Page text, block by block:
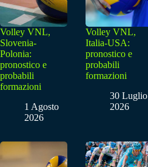
Volley VNL,
Slovenia-
Polonia:
pronostico e
probabili
formazioni
1 Agosto
2026
Volley VNL,
Italia-USA:
pronostico e
probabili
formazioni
30 Luglio
2026